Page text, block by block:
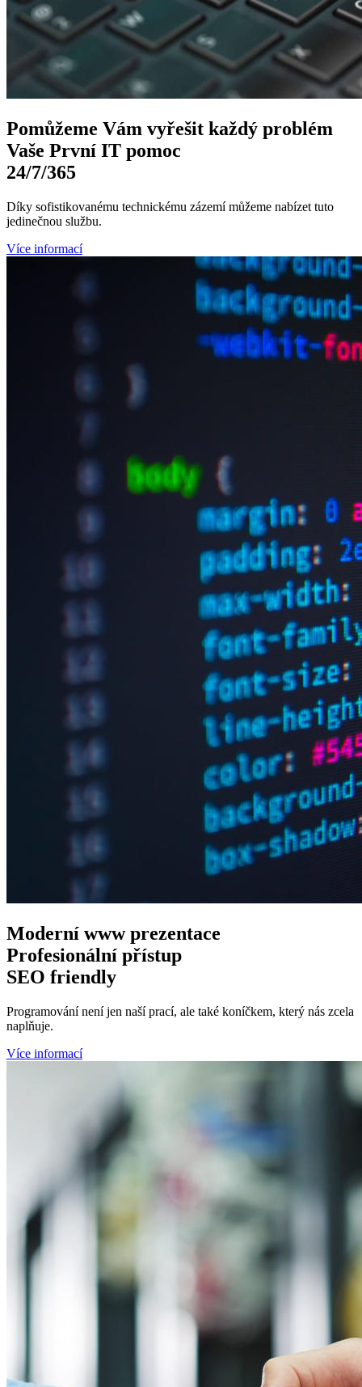
Pomůžeme Vám vyřešit každý problém
Vaše První IT pomoc
24/7/365
Díky sofistikovanému technickému zázemí můžeme nabízet tuto
jedinečnou službu.
Více informací
Moderní wwwprezentace
Profesionální přístup
SEO friendly
Programování není jen naší prací, ale také koníčkem, který nás zcela
naplňuje.
Více informací